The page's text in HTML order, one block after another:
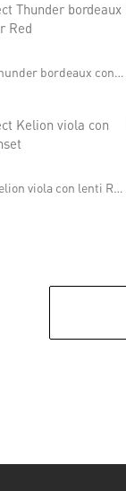
Occhiali da sole Rudy Project Thunder bordeaux con lente RP Optics Multilaser Red
+7
Occhiali da sole Rudy Project Kelion viola con lenti RP Optics Multilaser Sunset